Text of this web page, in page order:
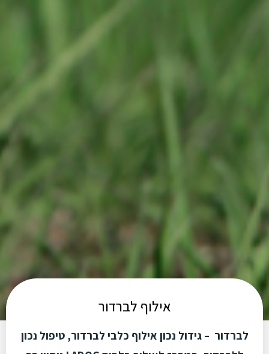
אילוף לברדור
לברדור – גידול נכון אילוף כלבי לברדור, טיפול נכון